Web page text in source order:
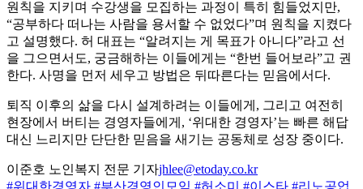
원칙을 지키며 수강생을 모집하는 과정이 특히 힘들었지만,
“공부하다 떠나는 사람을 용서할 수 없었다”며 원칙을 지켰다
고 설명했다. 허 대표는 “알려지는 게 목표가 아니다”라고 선
을 그으면서도, 궁금해하는 이들에게는 “한번 들어보라”고 권
한다. 사명을 먼저 세우고 방법은 뒤따른다는 믿음에서다.
퇴직 이후의 삶을 다시 설계하려는 이들에게, 그리고 여전히
현장에서 버티는 경영자들에게, ‘위대한 경영자’는 빠른 해답
대신 느리지만 단단한 믿음을 새기는 공동체로 성장 중이다.
이준호 노인복지 전문 기자jhlee@etoday.co.kr